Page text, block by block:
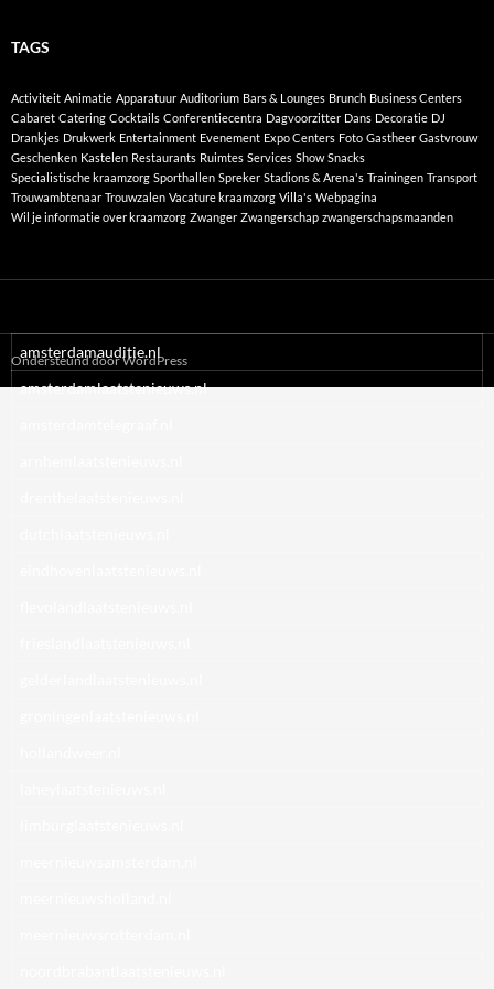
TAGS
Activiteit Animatie Apparatuur Auditorium Bars & Lounges Brunch Business Centers
Cabaret Catering Cocktails Conferentiecentra Dagvoorzitter Dans Decoratie DJ
Drankjes Drukwerk Entertainment Evenement Expo Centers Foto Gastheer Gastvrouw
Geschenken Kastelen Restaurants Ruimtes Services Show Snacks
Specialistische kraamzorg Sporthallen Spreker Stadions & Arena's Trainingen Transport
Trouwambtenaar Trouwzalen Vacature kraamzorg Villa's Webpagina
Wil je informatie over kraamzorg Zwanger Zwangerschap zwangerschapsmaanden
amsterdamauditie.nl
amsterdamlaatstenieuws.nl
Ondersteund door WordPress